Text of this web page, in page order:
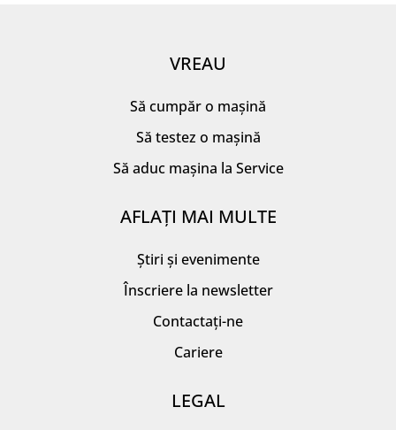
VREAU
Să cumpăr o mașină
Să testez o mașină
Să aduc mașina la Service
AFLAȚI MAI MULTE
Știri și evenimente
Înscriere la newsletter
Contactați-ne
Cariere
LEGAL